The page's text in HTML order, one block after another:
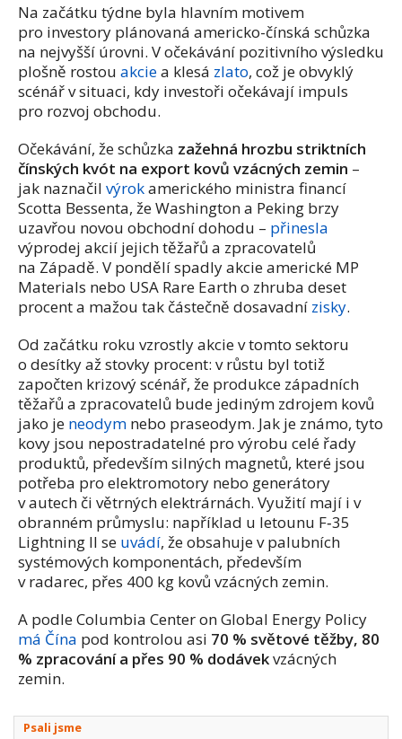
Na začátku týdne byla hlavním motivem
pro investory plánovaná americko-čínská schůzka
na nejvyšší úrovni. V očekávání pozitivního výsledku
plošně rostou akciea klesá zlato, což je obvyklý
scénář v situaci, kdy investoři očekávají impuls
pro rozvoj obchodu.
Očekávání, že schůzka zažehná hrozbu striktních
čínských kvót na export kovů vzácných zemin –
jak naznačil výrokamerického ministra financí
Scotta Bessenta, že Washington a Peking brzy
uzavřou novou obchodní dohodu – přinesla
výprodej akcií jejich těžařů a zpracovatelů
na Západě. V pondělí spadly akcie americké MP
Materials nebo USA Rare Earth o zhruba deset
procent a mažou tak částečně dosavadní zisky.
Od začátku roku vzrostly akcie v tomto sektoru
o desítky až stovky procent: v růstu byl totiž
započten krizový scénář, že produkce západních
těžařů a zpracovatelů bude jediným zdrojem kovů
jako je neodym nebo praseodym. Jak je známo, tyto
kovy jsou nepostradatelné pro výrobu celé řady
produktů, především silných magnetů, které jsou
potřeba pro elektromotory nebo generátory
v autech či větrných elektrárnách. Využití mají i v
obranném průmyslu: například u letounu F‑35
Lightning II se uvádí, že obsahujev palubních
systémových komponentách, především
v radarec, přes 400 kg kovů vzácných zemin.
A podle Columbia Center on Global Energy Policy
má Čína pod kontrolou asi 70 % světové těžby, 80
% zpracování a přes 90 % dodávekvzácných
zemin.
Psali jsme